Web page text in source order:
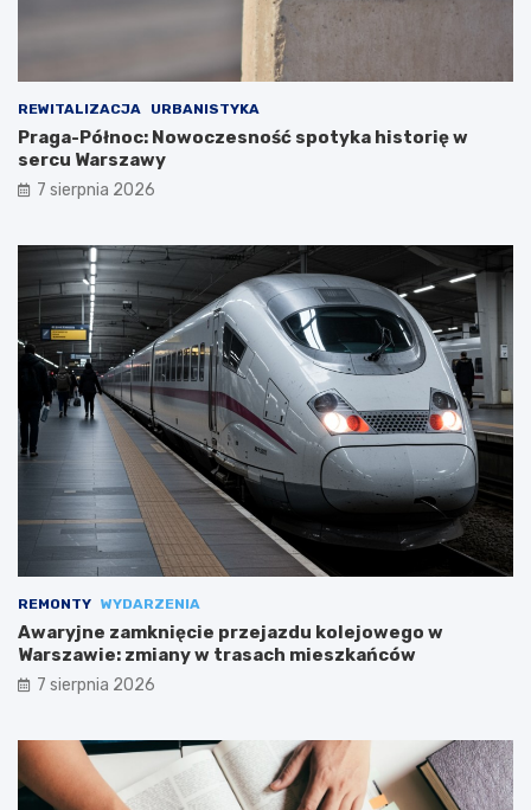
REWITALIZACJA URBANISTYKA
Praga-Północ: Nowoczesność spotyka historię w
sercu Warszawy
7 sierpnia 2026
REMONTY WYDARZENIA
Awaryjne zamknięcie przejazdu kolejowego w
Warszawie: zmiany w trasach mieszkańców
7 sierpnia 2026